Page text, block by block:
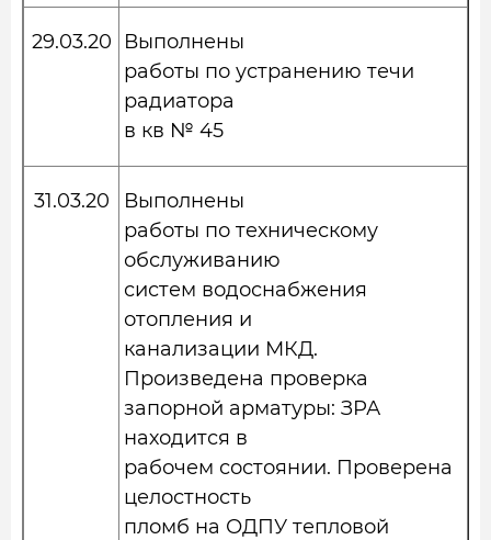
29.03.20
Выполнены
работы по устранению течи
радиатора
в кв № 45
31.03.20
Выполнены
работы по техническому
обслуживанию
систем водоснабжения
отопления и
канализации МКД.
Произведена проверка
запорной арматуры: ЗРА
находится в
рабочем состоянии. Проверена
целостность
пломб на ОДПУ тепловой